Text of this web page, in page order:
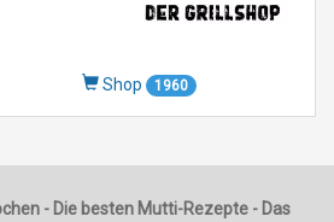
Shop 1960
- Die besten Mutti-Rezepte - Das